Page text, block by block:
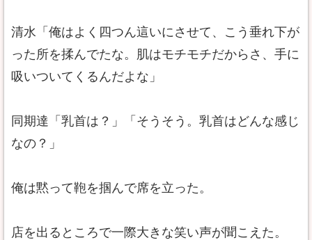
清水「俺はよく四つん這いにさせて、こう垂れ下が
った所を揉んでたな。肌はモチモチだからさ、手に
吸いついてくるんだよな」
同期達「乳首は？」「そうそう。乳首はどんな感じ
なの？」
俺は黙って鞄を掴んで席を立った。
店を出るところで一際大きな笑い声が聞こえた。